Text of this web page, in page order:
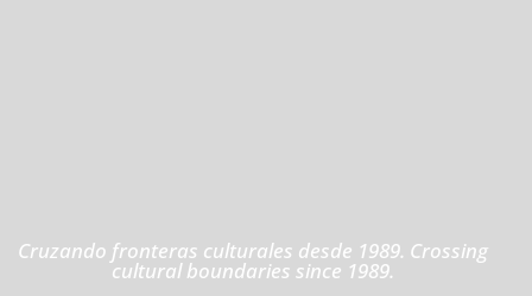
Cruzando fronteras culturales desde 1989. Crossing
cultural boundaries since 1989.
DE AGUIJÓN